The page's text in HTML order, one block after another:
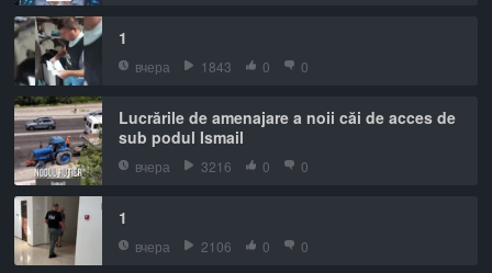
1
вчера 1843 0 0
Lucrările de amenajare a noii căi de acces de
sub podul Ismail
вчера 3216 0 0
1
вчера 2106 0 0